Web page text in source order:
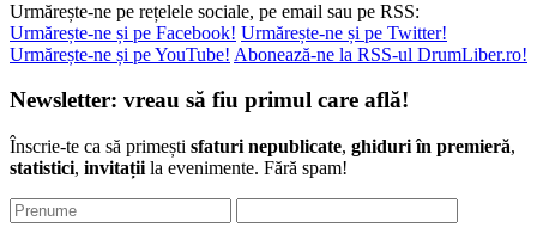
Urmărește-ne pe rețelele sociale, pe email sau pe RSS:
Urmărește-ne și pe Facebook! Urmărește-ne și pe Twitter!
Urmărește-ne și pe YouTube! Abonează-ne la RSS-ul DrumLiber.ro!
Newsletter: vreau să fiu primul care află!
Înscrie-te ca să primești sfaturi nepublicate, ghiduri în premieră,
statistici, invitații la evenimente. Fără spam!